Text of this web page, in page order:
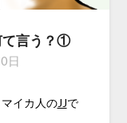
て言う？①
日
イカ人のJJで